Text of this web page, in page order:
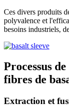
Ces divers produits
polyvalence et
besoins industriels,
Processus
fibres de
Extraction et